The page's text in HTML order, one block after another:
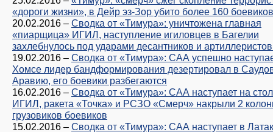
«дороги жизни», в Дейр эз-Зор убито более 160
20.02.2016 – Сводка от «Тимура»: уничтожена главная
«пиарщица» ИГИЛ, наступление игиловцев в Багелии
захлебнулось под ударами десантников и
19.02.2016 – Сводка от «Тимура»: САА успешно
Хомсе лидер бандформирования дезертировал в
Аравию, его боевики разбегаются
16.02.2016 – Сводка от «Тимура»: САА наступает на
ИГИЛ, ракета «Точка» и РСЗО «Смерч» накрыли 2
грузовиков боевиков
15.02.2016 – Сводка от «Тимура»: САА наступает в